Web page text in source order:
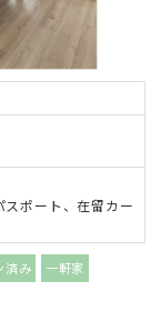
ポート、在留カー
済み
一軒家